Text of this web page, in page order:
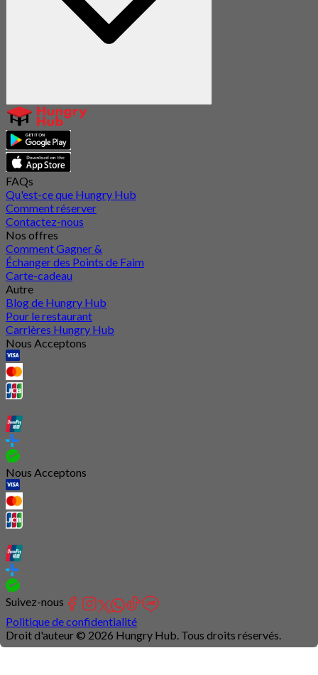
FAQs
Qu'est-ce que Hungry Hub
Comment réserver
Contactez-nous
Nos offres
Comment Gagner &
Échanger des Points de Faim
Carte-cadeau
Autre
Blog de Hungry Hub
Pour le restaurant
Carrières Hungry Hub
Nous Acceptons
Nous Acceptons
Suivez-nous
Politique de confidentialité
Droit d'auteur © 2026 Hungry Hub. Tous droits réservés.
Connection